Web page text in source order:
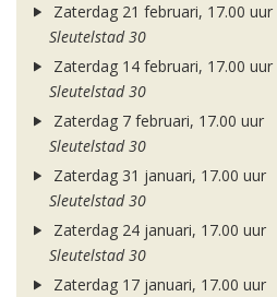
Zaterdag 21 februari, 17.00 uur
Sleutelstad 30
Zaterdag 14 februari, 17.00 uur
Sleutelstad 30
Zaterdag 7 februari, 17.00 uur
Sleutelstad 30
Zaterdag 31 januari, 17.00 uur
Sleutelstad 30
Zaterdag 24 januari, 17.00 uur
Sleutelstad 30
Zaterdag 17 januari, 17.00 uur